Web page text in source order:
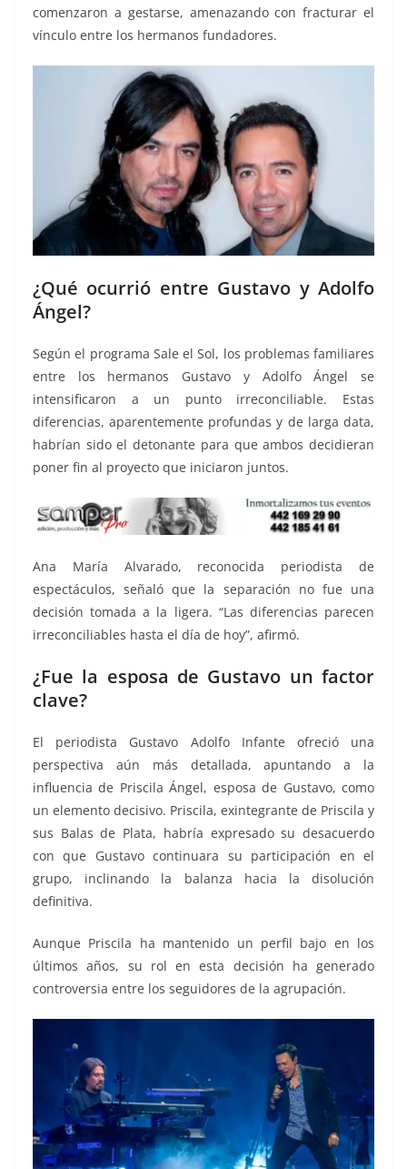
comenzaron a gestarse, amenazando con fracturar el
vínculo entre los hermanos fundadores.
¿Qué ocurrió entre Gustavo y Adolfo
Ángel?
Según el programa Sale el Sol, los problemas familiares
entre los hermanos Gustavo y Adolfo Ángel se
intensificaron a un punto irreconciliable. Estas
diferencias, aparentemente profundas y de larga data,
habrían sido el detonante para que ambos decidieran
poner fin al proyecto que iniciaron juntos.
Ana María Alvarado, reconocida periodista de
espectáculos, señaló que la separación no fue una
decisión tomada a la ligera. “Las diferencias parecen
irreconciliables hasta el día de hoy”, afirmó.
¿Fue la esposa de Gustavo un factor
clave?
El periodista Gustavo Adolfo Infante ofreció una
perspectiva aún más detallada, apuntando a la
influencia de Priscila Ángel, esposa de Gustavo, como
un elemento decisivo. Priscila, exintegrante de Priscila y
sus Balas de Plata, habría expresado su desacuerdo
con que Gustavo continuara su participación en el
grupo, inclinando la balanza hacia la disolución
definitiva.
Aunque Priscila ha mantenido un perfil bajo en los
últimos años, su rol en esta decisión ha generado
controversia entre los seguidores de la agrupación.